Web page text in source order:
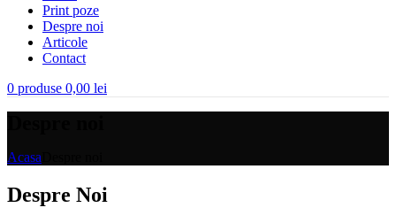
Print poze
Despre noi
Articole
Contact
0 produse 0,00 lei
Acasa
Despre Noi